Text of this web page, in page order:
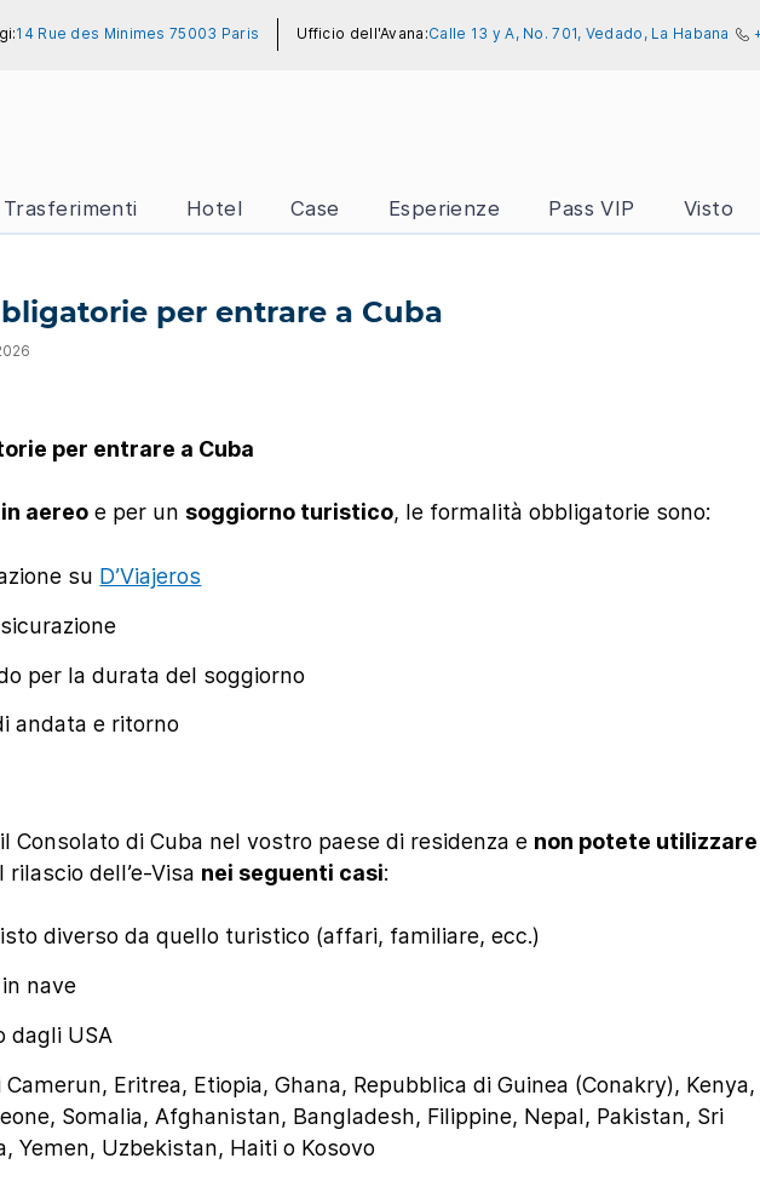
14 Rue des Minimes 75003 Paris Ufficio dell'Avana:Calle 13 y A, No. 701, Vedado, La Habana
Trasferimenti Hotel Case Esperienze Pass VIP Visto
per entrare a Cuba
per entrare a Cuba
in aereo e per un soggiorno turistico, le formalità obbligatorie sono:
su D’Viajeros
per la durata del soggiorno
andata e ritorno
Consolato di Cuba nel vostro paese di residenza e non potete utilizzare
rilascio dell’e-Visa nei seguenti casi:
diverso da quello turistico (affari, familiare, ecc.)
nave
dagli USA
Eritrea, Etiopia, Ghana, Repubblica di Guinea (Conakry), Kenya,
Somalia, Afghanistan, Bangladesh, Filippine, Nepal, Pakistan, Sri
Yemen, Uzbekistan, Haiti o Kosovo